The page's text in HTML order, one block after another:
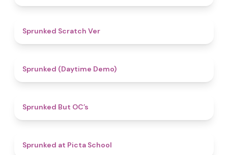
Sprunked Scratch Ver
Sprunked (Daytime Demo)
Sprunked But OC’s
Sprunked at Picta School